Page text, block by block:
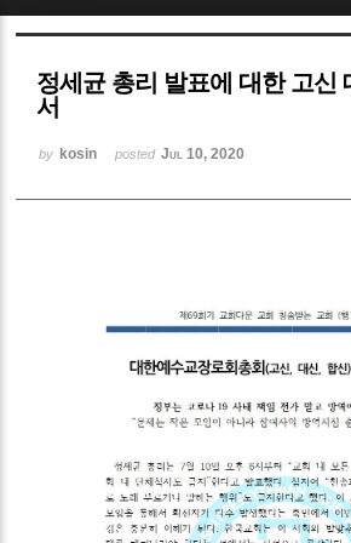
정세균 총리 발표에 대한 고신
서
by kosin posted Jul 10, 2020
Sketchbook5, 스케